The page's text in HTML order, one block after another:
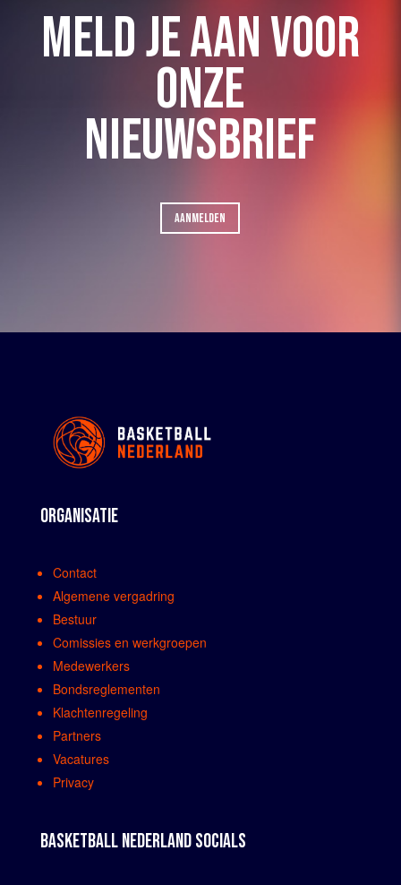
MELD JE AAN VOOR
ONZE
NIEUWSBRIEF
AANMELDEN
ORGANISATIE
Contact
Algemene vergadring
Bestuur
Comissies en werkgroepen
Medewerkers
Bondsreglementen
Klachtenregeling
Partners
Vacatures
Privacy
BASKETBALL NEDERLAND SOCIALS